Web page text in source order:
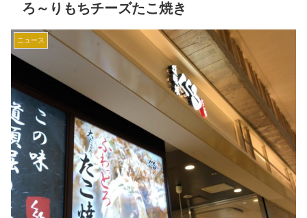
ろ～りもちチーズたこ焼き
ニュース